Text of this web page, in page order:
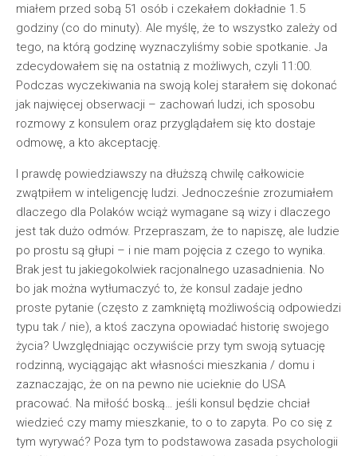
miałem przed sobą 51 osób i czekałem dokładnie 1.5
godziny (co do minuty). Ale myślę, że to wszystko zależy od
tego, na którą godzinę wyznaczyliśmy sobie spotkanie. Ja
zdecydowałem się na ostatnią z możliwych, czyli 11:00.
Podczas wyczekiwania na swoją kolej starałem się dokonać
jak najwięcej obserwacji – zachowań ludzi, ich sposobu
rozmowy z konsulem oraz przyglądałem się kto dostaje
odmowę, a kto akceptację.
I prawdę powiedziawszy na dłuższą chwilę całkowicie
zwątpiłem w inteligencję ludzi. Jednocześnie zrozumiałem
dlaczego dla Polaków wciąż wymagane są wizy i dlaczego
jest tak dużo odmów. Przepraszam, że to napiszę, ale ludzie
po prostu są głupi – i nie mam pojęcia z czego to wynika.
Brak jest tu jakiegokolwiek racjonalnego uzasadnienia. No
bo jak można wytłumaczyć to, że konsul zadaje jedno
proste pytanie (często z zamkniętą możliwością odpowiedzi
typu tak / nie), a ktoś zaczyna opowiadać historię swojego
życia? Uwzględniając oczywiście przy tym swoją sytuację
rodzinną, wyciągając akt własności mieszkania / domu i
zaznaczając, że on na pewno nie ucieknie do USA
pracować. Na miłość boską… jeśli konsul będzie chciał
wiedzieć czy mamy mieszkanie, to o to zapyta. Po co się z
tym wyrywać? Poza tym to podstawowa zasada psychologii